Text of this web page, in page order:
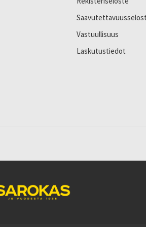
Vastuullisuus
Laskutustiedot